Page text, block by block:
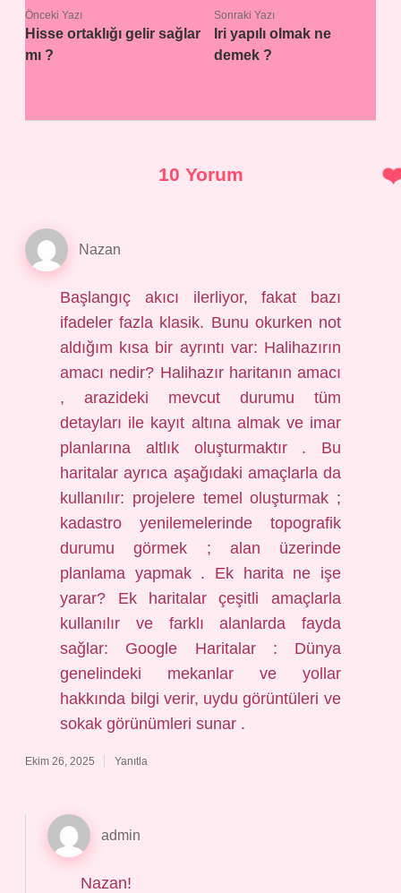
Önceki Yazı
Hisse ortaklığı gelir sağlar
mı ?
Sonraki Yazı
Iri yapılı olmak ne
demek ?
10 Yorum
Nazan
Başlangıç akıcı ilerliyor, fakat bazı
ifadeler fazla klasik. Bunu okurken not
aldığım kısa bir ayrıntı var: Halihazırın
amacı nedir? Halihazır haritanın amacı
, arazideki mevcut durumu tüm
detayları ile kayıt altına almak ve imar
planlarına altlık oluşturmaktır . Bu
haritalar ayrıca aşağıdaki amaçlarla da
kullanılır: projelere temel oluşturmak ;
kadastro yenilemelerinde topografik
durumu görmek ; alan üzerinde
planlama yapmak . Ek harita ne işe
yarar? Ek haritalar çeşitli amaçlarla
kullanılır ve farklı alanlarda fayda
sağlar: Google Haritalar : Dünya
genelindeki mekanlar ve yollar
hakkında bilgi verir, uydu görüntüleri ve
sokak görünümleri sunar .
Ekim 26, 2025 Yanıtla
admin
Nazan!